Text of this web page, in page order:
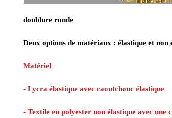
doublure ronde
Deux options de matériaux : élastique et non
Matériel
- Lycra élastique avec caoutchouc élastique
- Textile en polyester non élastique avec une